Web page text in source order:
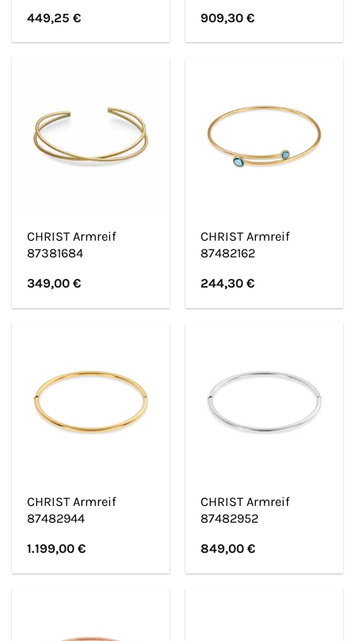
449,25€
909,30€
CHRIST Armreif
87381684
349,00€
CHRIST Armreif
87482162
244,30€
CHRIST Armreif
87482944
1.199,00€
CHRIST Armreif
87482952
849,00€